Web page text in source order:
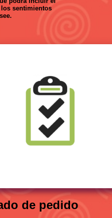
sentimientos
de pedido